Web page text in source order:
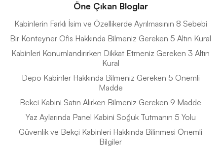
Öne Çıkan Bloglar
Kabinlerin Farklı İsim ve Özellikerde Ayrılmasının 8 Sebebi
Bir Konteyner Ofis Hakkında Bilmeniz Gereken 5 Altın Kural
Kabinleri Konumlandırırken Dikkat Etmeniz Gereken 3 Altın
Kural
Depo Kabinler Hakkında Bilmeniz Gereken 5 Önemli
Madde
Bekci Kabini Satın Alırken Bilmeniz Gereken 9 Madde
Yaz Aylarında Panel Kabini Soğuk Tutmanın 5 Yolu
Güvenlik ve Bekçi Kabinleri Hakkında Bilinmesi Önemli
Bilgiler